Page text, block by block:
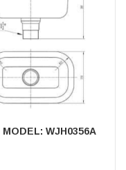
WJH0356A